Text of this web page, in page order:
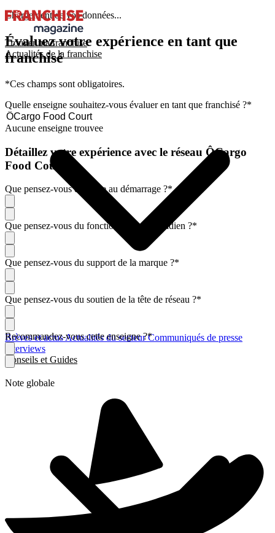
Trouver ma franchise
Actualités de la franchise
Brèves et actusActualités du secteurCommuniqués de presse
Interviews
Conseils et Guides
Chargement de vos données...
Évaluez votre expérience en tant que
franchisé
*Ces champs sont obligatoires.
Quelle enseigne souhaitez-vous évaluer en tant que franchisé ?*
Aucune enseigne trouvee
Détaillez votre expérience avec le réseau ÔCargo
Food Court
Que pensez-vous de l'aide au démarrage ?*
Que pensez-vous du fonctionnement quotidien ?*
Que pensez-vous du support de la marque ?*
Que pensez-vous du soutien de la tête de réseau ?*
Recommandez-vous cette enseigne ?*
Note globale